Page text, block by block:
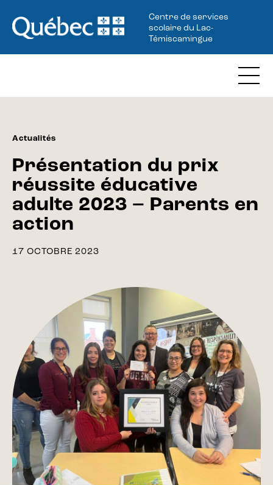
Centre de services
scolaire du Lac-
Témiscamingue
Actualités
Présentation du prix
réussite éducative
adulte 2023 – Parents en
action
17 OCTOBRE 2023